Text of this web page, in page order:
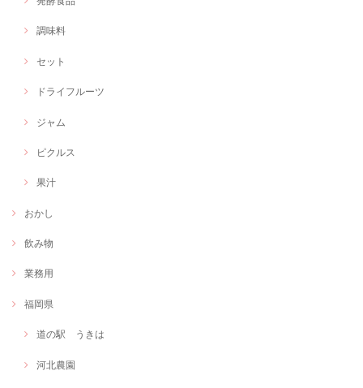
調味料
セット
ドライフルーツ
ジャム
ピクルス
果汁
おかし
飲み物
業務用
福岡県
道の駅 うきは
河北農園